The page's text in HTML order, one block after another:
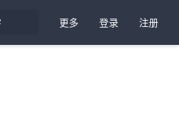
更多 登录 注册